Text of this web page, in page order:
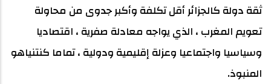
ثقة دولة كالجزائر أقل تكلفة وأكبر جدوى من محاولة
تعويم المغرب ، الذي يواجه معادلة صفرية ، اقتصاديا
وسياسيا واجتماعيا وعزلة إقليمية ودولية ، تماما كنتنياهو
المنبوذ.